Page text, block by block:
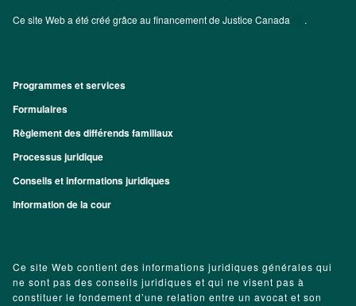
Ce site Web a été créé grâce au financement deJustice Canada .
Footer
Programmes et services
Formulaires
Règlement des différends familiaux
Processus juridique
Conseils et informations juridiques
Information de la cour
Ce site Web contient des informations juridiques générales qui
ne sont pas des conseils juridiques et qui ne visent pas à
constituer le fondement d’une relation entre un avocat et son